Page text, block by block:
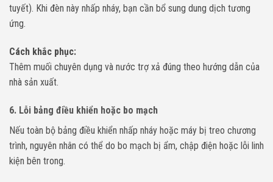
tuyết). Khi đèn này nhấp nháy, bạn cần bổ sung dung dịch tương
ứng.
Cách khắc phục:
Thêm muối chuyên dụng và nước trợ xả đúng theo hướng dẫn của
nhà sản xuất.
6. Lỗi bảng điều khiển hoặc bo mạch
Nếu toàn bộ bảng điều khiển nhấp nháy hoặc máy bị treo chương
trình, nguyên nhân có thể do bo mạch bị ẩm, chập điện hoặc lỗi linh
kiện bên trong.